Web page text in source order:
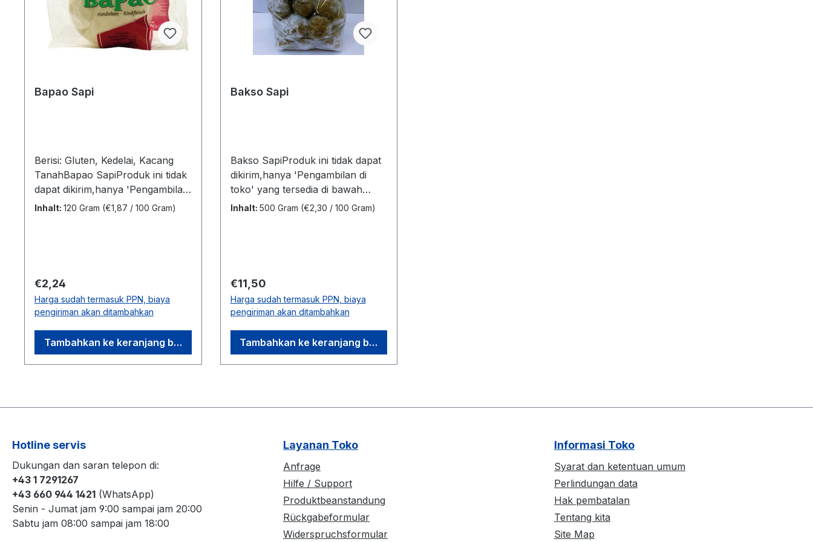
kgBarcode:
8720301107940Informasi
nutrisiUkuran porsi100grKalori
per porsi140Lemak
total20gr Jumlah
Bapao Sapi
Berisi: Gluten, Kedelai, Kacang
TanahBapao SapiProduk ini tidak
dapat dikirim,hanya 'Pengambilan
di toko' yang tersedia di bawah
ndrawasihNegara
asal:IndonesiaKomposisi: Tepung
terigu, Daging Sapi, Air, Gula,
Bawang bombay, Ragi, Kecap,
Kedelai, Garam, Jagung Ekstrak,
Asam sitrat, Minyak sayur,
Dekstrosa, Penstabil, Pengemulsi
(MSG)Pesan per karton:12
bhUkuran (PxLxT): 30 x 20 x 11
cmBerat kotor: 1,65 kgBarcode:
8712641001927"
Inhalt: 120 Gram (€1,87 / 100 Gram)
Harga normal:
€2,24
Harga sudah termasuk PPN, biaya
pengiriman akan ditambahkan
Tambahkan ke keranjang belanja
Bakso Sapi
Bakso SapiProduk ini tidak dapat
dikirim,hanya 'Pengambilan di
toko' yang tersedia di bawah
'Metode
MadeNegara
asal:IndonesiaKomposisi: Daging
Sapi, Rempah-rempah"
Inhalt: 500 Gram (€2,30 / 100 Gram)
Harga normal:
€11,50
Harga sudah termasuk PPN, biaya
pengiriman akan ditambahkan
Tambahkan ke keranjang belanja
Hotline servis
Dukungan dan saran telepon di:
+43 1 7291267
+43 660 944 1421 (WhatsApp)
Senin - Jumat jam 9:00 sampai jam 20:00
Sabtu jam 08:00 sampai jam 18:00
Layanan Toko
Anfrage
Hilfe / Support
Produktbeanstandung
Rückgabeformular
Widerspruchsformular
Informasi Toko
Syarat dan ketentuan umum
Perlindungan data
Hak pembatalan
Tentang kita
Site Map